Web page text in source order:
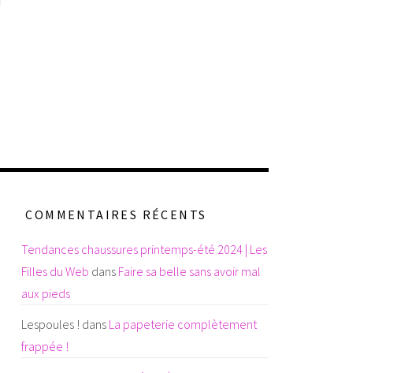
COMMENTAIRES RÉCENTS
Tendances chaussures printemps-été 2024 | Les
Filles du Web dans Faire sa belle sans avoir mal
aux pieds
Lespoules ! dans La papeterie complètement
frappée !